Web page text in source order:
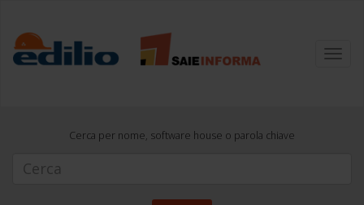
Cerca per nome, software house o parola chiave